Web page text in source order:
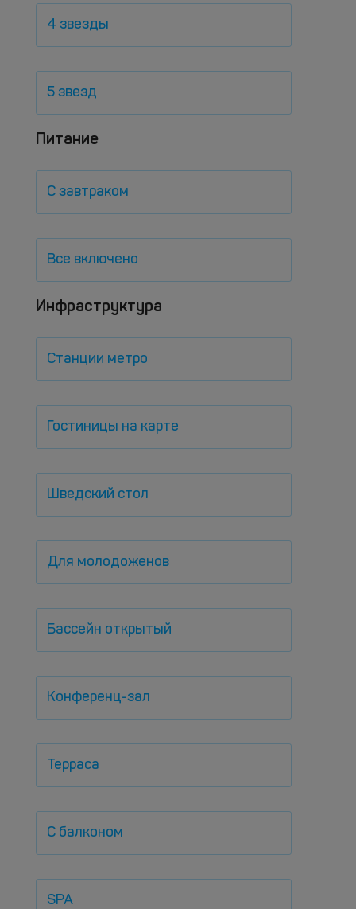
4 звезды
5 звезд
Питание
С завтраком
Все включено
Инфраструктура
Станции метро
Гостиницы на карте
Шведский стол
Для молодоженов
Бассейн открытый
Конференц-зал
Терраса
С балконом
SPA